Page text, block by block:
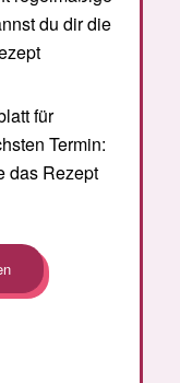
du dir die
für
Termin:
das Rezept